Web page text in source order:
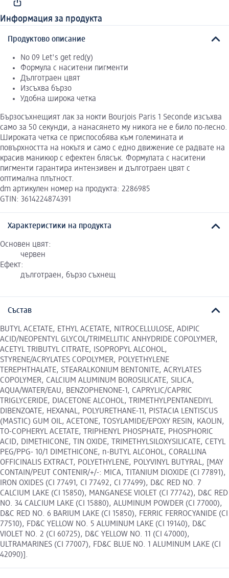
Информация за продукта
Продуктово описание
No 09 Let's get red(y)
Формула с наситени пигменти
Дълготраен цвят
Изсъхва бързо
Удобна широка четка
Бързосъхнещият лак за нокти Bourjois Paris 1 Seconde изсъхва
само за 50 секунди, а нанасянето му никога не е било по-лесно.
Широката четка се приспособява към големината и
повърхността на нокътя и само с едно движение се радвате на
красив маникюр с ефектен блясък. Формулата с наситени
пигменти гарантира интензивен и дълготраен цвят с
оптимална плътност.
dm артикулен номер на продукта: 2286985
GTIN: 3614224874391
Характеристики на продукта
Основен цвят:
червен
Ефект:
дълготраен, бързо съхнещ
Състав
BUTYL ACETATE, ETHYL ACETATE, NITROCELLULOSE, ADIPIC
ACID/NEOPENTYL GLYCOL/TRIMELLITIC ANHYDRIDE COPOLYMER,
ACETYL TRIBUTYL CITRATE, ISOPROPYL ALCOHOL,
STYRENE/ACRYLATES COPOLYMER, POLYETHYLENE
TEREPHTHALATE, STEARALKONIUM BENTONITE, ACRYLATES
COPOLYMER, CALCIUM ALUMINUM BOROSILICATE, SILICA,
AQUA/WATER/EAU, BENZOPHENONE-1, CAPRYLIC/CAPRIC
TRIGLYCERIDE, DIACETONE ALCOHOL, TRIMETHYLPENTANEDIYL
DIBENZOATE, HEXANAL, POLYURETHANE-11, PISTACIA LENTISCUS
(MASTIC) GUM OIL, ACETONE, TOSYLAMIDE/EPOXY RESIN, KAOLIN,
TO-COPHERYL ACETATE, TRIPHENYL PHOSPHATE, PHOSPHORIC
ACID, DIMETHICONE, TIN OXIDE, TRIMETHYLSILOXYSILICATE, CETYL
PEG/PPG- 10/1 DIMETHICONE, n-BUTYL ALCOHOL, CORALLINA
OFFICINALIS EXTRACT, POLYETHYLENE, POLYVINYL BUTYRAL, [MAY
CONTAIN/PEUT CONTENIR/+/-: MICA, TITANIUM DIOXIDE (CI 77891),
IRON OXIDES (CI 77491, CI 77492, CI 77499), D&C RED NO. 7
CALCIUM LAKE (CI 15850), MANGANESE VIOLET (CI 77742), D&C RED
NO. 34 CALCIUM LAKE (CI 15880), ALUMINUM POWDER (CI 77000),
D&C RED NO. 6 BARIUM LAKE (CI 15850), FERRIC FERROCYANIDE (CI
77510), FD&C YELLOW NO. 5 ALUMINUM LAKE (CI 19140), D&C
VIOLET NO. 2 (CI 60725), D&C YELLOW NO. 11 (CI 47000),
ULTRAMARINES (CI 77007), FD&C BLUE NO. 1 ALUMINUM LAKE (CI
42090)].